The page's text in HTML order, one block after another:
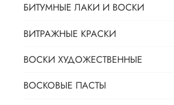
БИТУМНЫЕ ЛАКИ И ВОСКИ
ВИТРАЖНЫЕ КРАСКИ
ВОСКИ ХУДОЖЕСТВЕННЫЕ
ВОСКОВЫЕ ПАСТЫ